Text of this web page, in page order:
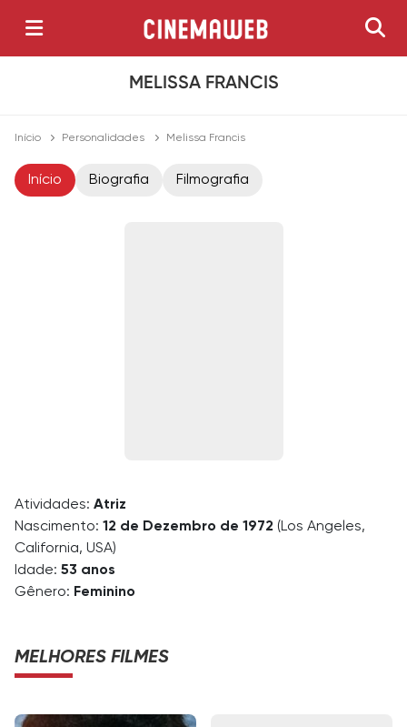
MELISSA FRANCIS
Início Personalidades Melissa Francis
Início Biografia Filmografia
Atividades: Atriz
Nascimento: 12 de Dezembro de 1972 (Los Angeles,
California, USA)
Idade: 53 anos
Gênero: Feminino
MELHORES FILMES